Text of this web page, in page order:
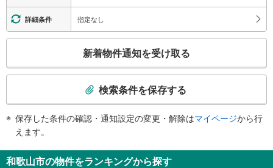
詳細条件 指定なし
検
知
を
新着物件通知を受け取る
検索条件を保存する
保存した条件の確認・通知設定の変更・解除はマイページから行
えます。
和歌山市の物件をランキングから探す